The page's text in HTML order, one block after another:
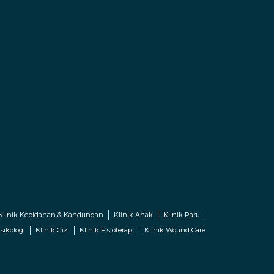
Kebidanan & Kandungan Klinik Anak
Klinik Paru
Klinik Gizi Klinik Fisioterapi Klinik Wound Care